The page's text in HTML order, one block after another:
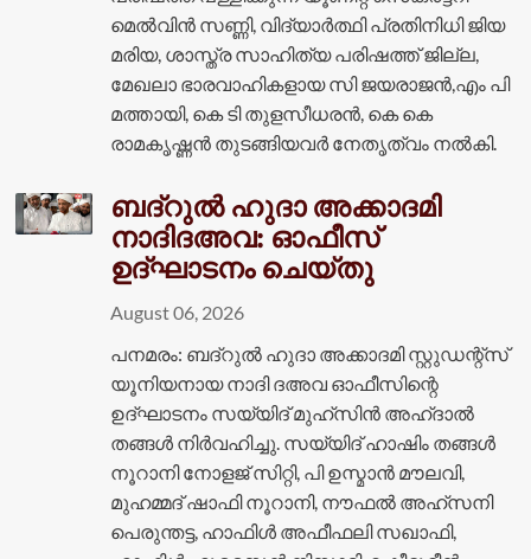
മെൽവിൻ സണ്ണി, വിദ്യാർത്ഥി പ്രതിനിധി ജിയ
മരിയ, ശാസ്ത്ര സാഹിത്യ പരിഷത്ത് ജില്ല,
മേഖലാ ഭാരവാഹികളായ സി ജയരാജൻ,എം പി
മത്തായി, കെ ടി തുളസീധരൻ, കെ കെ
രാമകൃഷ്ണൻ തുടങ്ങിയവർ നേതൃത്വം നൽകി.
ബദ്റുൽ ഹുദാ അക്കാദമി
നാദിദഅവ: ഓഫീസ്
ഉദ്ഘാടനം ചെയ്തു
August 06, 2026
പനമരം: ബദ്റുൽ ഹുദാ അക്കാദമി സ്റ്റുഡന്റ്സ്
യൂനിയനായ നാദി ദഅവ ഓഫീസിന്റെ
ഉദ്ഘാടനം സയ്യിദ് മുഹ്സിൻ അഹ്ദാൽ
തങ്ങൾ നിർവഹിച്ചു. സയ്യിദ് ഹാഷിം തങ്ങൾ
നൂറാനി നോളജ് സിറ്റി, പി ഉസ്മാൻ മൗലവി,
മുഹമ്മദ് ഷാഫി നൂറാനി, നൗഫൽ അഹ്സനി
പെരുന്തട്ട, ഹാഫിൾ അഫീഫലി സഖാഫി,